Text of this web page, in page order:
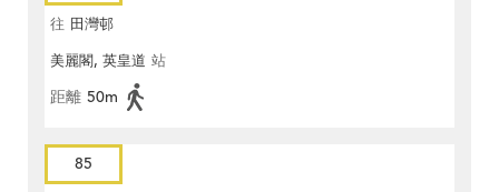
往 田灣邨
美麗閣, 英皇道 站
距離 50m
85